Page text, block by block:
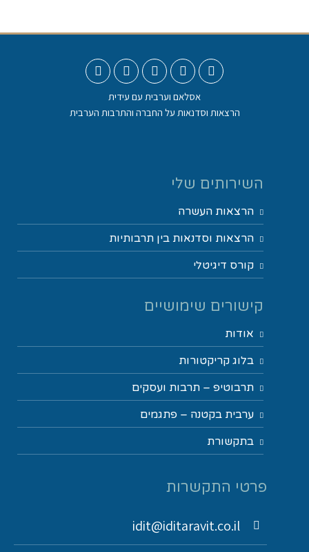
אסלאם וערבית עם עידית
הרצאות וסדנאות על החברה והתרבות הערבית
השירותים שלי
הרצאות העשרה
הרצאות וסדנאות בין תרבותיות
קורס דיגיטלי
קישורים שימושיים
אודות
בלוג קריקטורות
תרבוטיפ – תרבות ועסקים
ערבית בקטנה – פתגמים
בתקשורת
פרטי התקשרות
idit@iditaravit.co.il